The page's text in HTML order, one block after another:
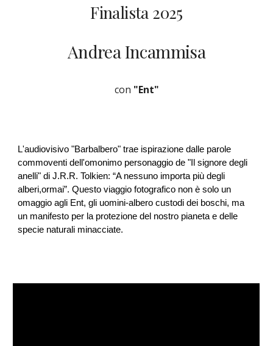
Finalista 2025
Andrea Incammisa
con "Ent"
L'audiovisivo "Barbalbero" trae ispirazione dalle parole
commoventi dell'omonimo personaggio de "Il signore degli
anelli" di J.R.R. Tolkien: “A nessuno importa più degli
alberi,ormai”. Questo viaggio fotografico non è solo un
omaggio agli Ent, gli uomini-albero custodi dei boschi, ma
un manifesto per la protezione del nostro pianeta e delle
specie naturali minacciate.